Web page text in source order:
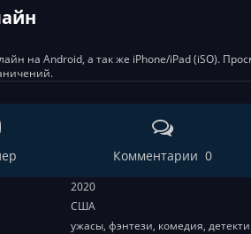
на Android, а так же iPhone/iPad (iSO).
Комментарии 0
2020
США
ужасы, фэнтези, комедия,